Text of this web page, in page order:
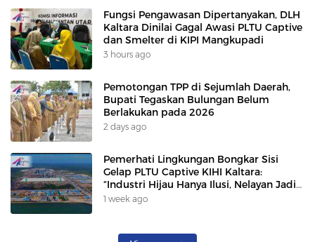
Fungsi Pengawasan Dipertanyakan, DLH
Kaltara Dinilai Gagal Awasi PLTU Captive
dan Smelter di KIPI Mangkupadi
3 hours ago
Pemotongan TPP di Sejumlah Daerah,
Bupati Tegaskan Bulungan Belum
Berlakukan pada 2026
2 days ago
Pemerhati Lingkungan Bongkar Sisi
Gelap PLTU Captive KIHI Kaltara:
“Industri Hijau Hanya Ilusi, Nelayan Jadi
Korban”
1 week ago